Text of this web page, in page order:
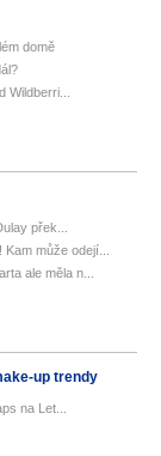
domě
přek...
může odejí...
ale měla n...
up trendy
na Let...